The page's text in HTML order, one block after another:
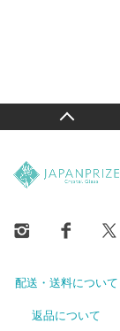
配送・送料について
返品について